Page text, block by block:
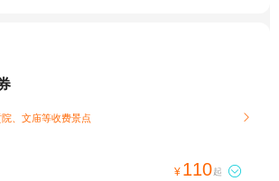
、文庙等收费景点 
¥ 110起 